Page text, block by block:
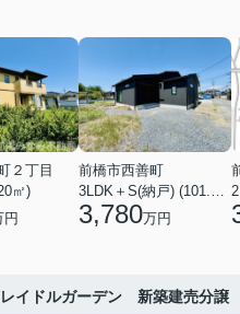
２丁目
㎡)
円
前橋市西善町
3,780万円
イドルガーデン 新築建売分譲